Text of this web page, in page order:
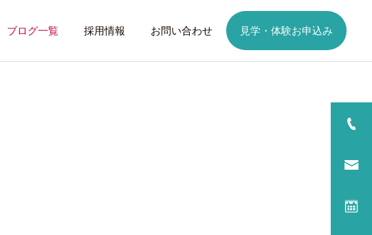
ブログ一覧 採用情報 お問い合わせ 見学・体験お申込み